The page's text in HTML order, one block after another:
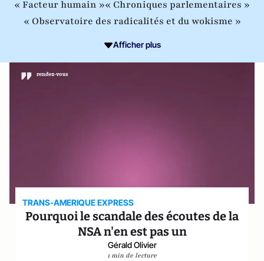
« Facteur humain »« Chroniques parlementaires »
« Observatoire des radicalités et du wokisme »
Afficher plus
TRANS-AMERIQUE EXPRESS
Pourquoi le scandale des écoutes de la
NSA n'en est pas un
Gérald Olivier
1 min de lecture